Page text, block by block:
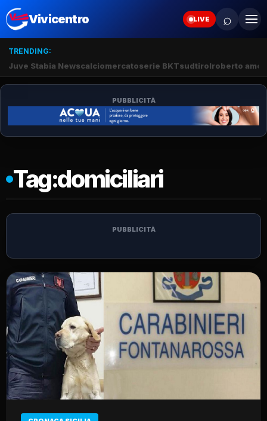
Vivicentro LIVE ⌕
TRENDING:
Juve Stabia Newscalciomercatoserie BKTsudtirolroberto
PUBBLICITÀ
Tag:domiciliari
PUBBLICITÀ